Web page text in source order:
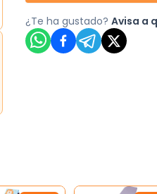
¿Te ha gustado?Avisa a